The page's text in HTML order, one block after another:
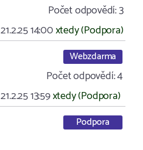
Počet odpovědí:3
21.2.25 14:00xtedy (Podpora)
Webzdarma
Počet odpovědí:4
21.2.25 13:59xtedy (Podpora)
Podpora